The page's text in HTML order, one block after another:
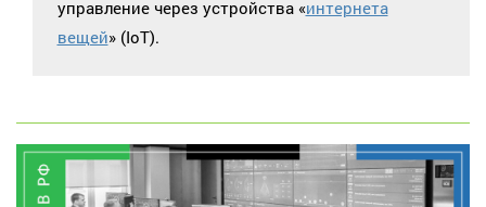
управление через устройства «интернета
вещей» (IoT).